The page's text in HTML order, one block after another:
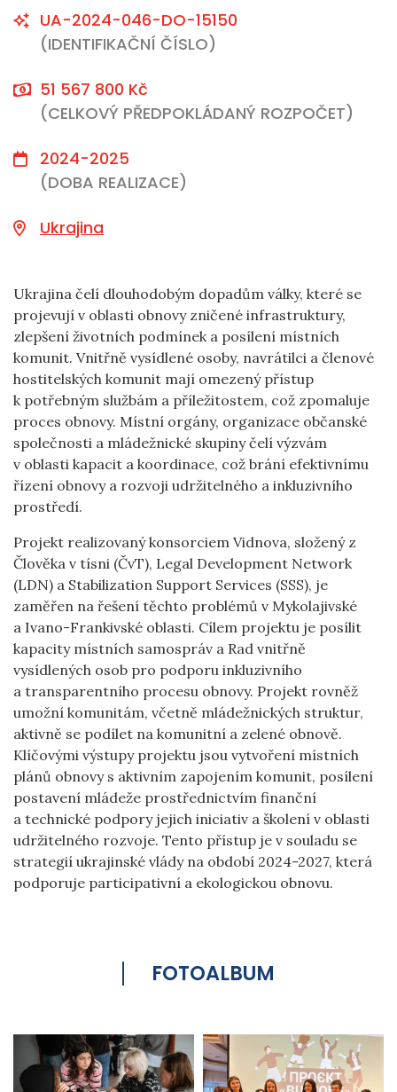
UA-2024-046-DO-15150
(IDENTIFIKAČNÍ ČÍSLO)
51 567 800 Kč
(CELKOVÝ PŘEDPOKLÁDANÝ ROZPOČET)
2024-2025
(DOBA REALIZACE)
Ukrajina
Ukrajina čelí dlouhodobým dopadům války, které se
projevují v oblasti obnovy zničené infrastruktury,
zlepšení životních podmínek a posílení místních
komunit. Vnitřně vysídlené osoby, navrátilci a členové
hostitelských komunit mají omezený přístup
k potřebným službám a příležitostem, což zpomaluje
proces obnovy. Místní orgány, organizace občanské
společnosti a mládežnické skupiny čelí výzvám
v oblasti kapacit a koordinace, což brání efektivnímu
řízení obnovy a rozvoji udržitelného a inkluzivního
prostředí.
Projekt realizovaný konsorciem Vidnova, složený z
Člověka v tísni (ČvT), Legal Development Network
(LDN) a Stabilization Support Services (SSS), je
zaměřen na řešení těchto problémů v Mykolajivské
a Ivano-Frankivské oblasti. Cílem projektu je posílit
kapacity místních samospráv a Rad vnitřně
vysídlených osob pro podporu inkluzivního
a transparentního procesu obnovy. Projekt rovněž
umožní komunitám, včetně mládežnických struktur,
aktivně se podílet na komunitní a zelené obnově.
Klíčovými výstupy projektu jsou vytvoření místních
plánů obnovy s aktivním zapojením komunit, posílení
postavení mládeže prostřednictvím finanční
a technické podpory jejich iniciativ a školení v oblasti
udržitelného rozvoje. Tento přístup je v souladu se
strategií ukrajinské vlády na období 2024-2027, která
podporuje participativní a ekologickou obnovu.
FOTOALBUM